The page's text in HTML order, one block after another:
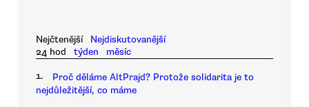
Nejčtenější
Nejdiskutovanější
24 hod
týden měsíc
1.
Proč děláme AltPrajd? Protože solidarita je to
nejdůležitější, co máme